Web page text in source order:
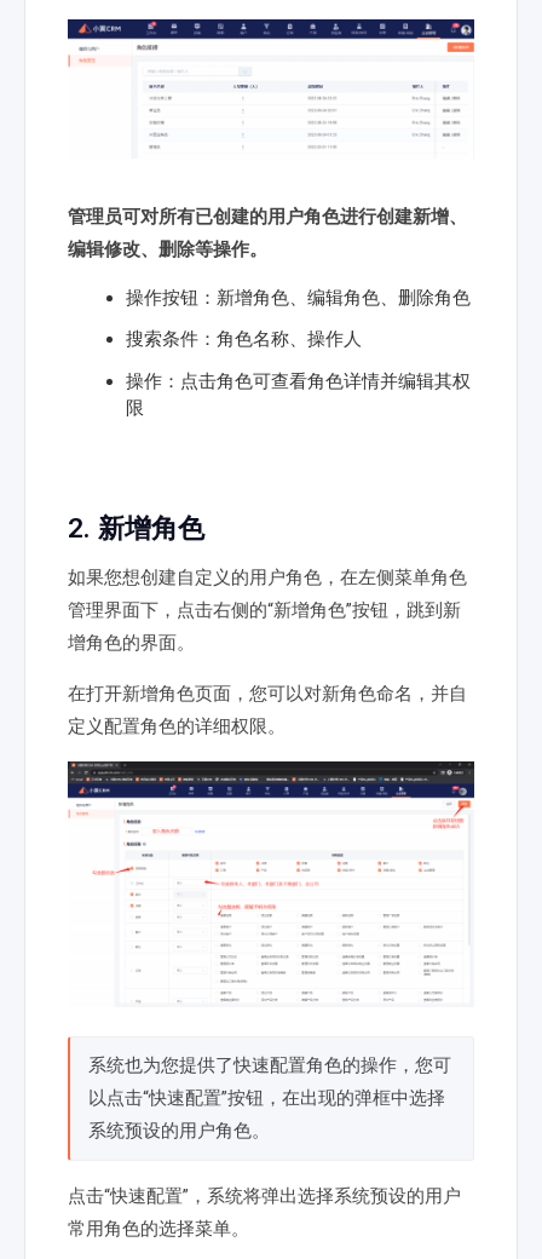
管理员可对所有已创建的用户角色进行创建新增、
编辑修改、删除等操作。
操作按钮：新增角色、编辑角色、删除角色
搜索条件：角色名称、操作人
操作：点击角色可查看角色详情并编辑其权
限
2. 新增角色
如果您想创建自定义的用户角色，在左侧菜单角色
管理界面下，点击右侧的“新增角色”按钮，跳到新
增角色的界面。
在打开新增角色页面，您可以对新角色命名，并自
定义配置角色的详细权限。
系统也为您提供了快速配置角色的操作，您可
以点击“快速配置”按钮，在出现的弹框中选择
系统预设的用户角色。
点击“快速配置”，系统将弹出选择系统预设的用户
常用角色的选择菜单。